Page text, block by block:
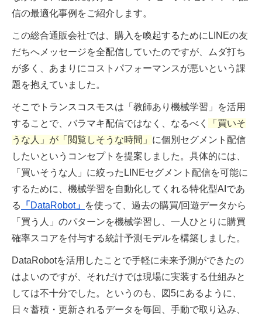
信の最適化事例をご紹介します。
この総合通販会社では、購入を喚起するためにLINEの友
だちへメッセージを全配信していたのですが、ムダ打ち
が多く、あまりにコストパフォーマンスが悪いという課
題を抱えていました。
そこでトランスコスモスは「教師あり機械学習」を活用
することで、バラマキ配信ではなく、なるべく
「買いそ
うな人」が「閲覧しそうな時間」 に個別セグメント配信
したいというコンセプトを提案しました。具体的には、
「買いそうな人」に絞ったLINEセグメント配信を可能に
するために、機械学習を自動化してくれる特化型AIであ
る
「 DataRobot」 を使って、過去の購買/回遊データから
「買う人」のパターンを機械学習し、一人ひとりに購買
確率スコアを付与する統計予測モデルを構築しました。
DataRobotを活用したことで手軽に未来予測ができたの
はよいのですが、それだけでは現場に実装する仕組みと
しては不十分でした。というのも、図5にあるように、
日々蓄積・更新されるデータを毎回、手動で取り込み、